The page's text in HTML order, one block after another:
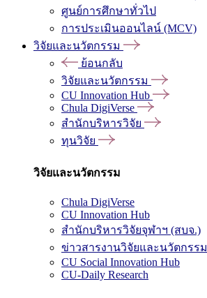
ศูนย์การศึกษาทั่วไป
การประเมินออนไลน์ (MCV)
วิจัยและนวัตกรรม
ย้อนกลับ
วิจัยและนวัตกรรม
CU Innovation Hub
Chula DigiVerse
สำนักบริหารวิจัย
ทุนวิจัย
วิจัยและนวัตกรรม
Chula DigiVerse
CU Innovation Hub
สำนักบริหารวิจัยจุฬาฯ (สบจ.)
ข่าวสารงานวิจัยและนวัตกรรม
CU Social Innovation Hub
CU-Daily Research